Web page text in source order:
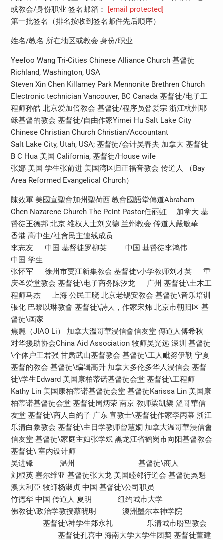
或教会/身份职业 签名邮箱：
[email protected]
第一批签名（排名按收到签名邮件先后顺序）
姓名/教名 所在地区或教会 身份/职业
Yeefoo Wang Tri-Cities Chinese Alliance Church 基督徒
Richland, Washington, USA
Steven Xin Chen Killarney Park Mennonite Brethren Church
Electronic technician Vancouver, BC Canada 基督徒/电子工
程师孙皓 北京爱加倍教会 基督徒/程序员昝爱宗 浙江杭州耶
稣基督的教会 基督徒/自由作家Yimei Hu Salt Lake City
Chinese Christian Church Christian/Accountant
Salt Lake City, Utah, USA; 基督徒/会计吴春夫 加拿大 基督徒
B C Hua 美国 California, 基督徒/House wife
张娜 美国 学生张前进 美国湾区归正福音教会 传道人 （Bay
Area Reformed Evangelical Church）
陳效軍 美國宣聖會加州聖荷西 教會國語堂傳道Abraham
Chen Nazarene Church The Point Pastor任丽虹 加拿大 基
督徒王德邦 北京 维权人士刘义德 兰州教会 传道人嚴敏華
香港 高中生/社會民主連线成员
李志友 中国 基督徒罗柳英 中国 基督徒李鸿伟
中国 学生
张怀军 徐州市贾汪新集教会 基督徒\小学教师刘才英 重
庆圣爱堂教会 基督徒\电子商务陈汐龙 广州 基督徒\土木工
程师马杰 上海 公民王晓 北京老锡安教会 基督徒\音乐培训
張化 巴黎以琳教會 基督徒\詩人，作家宋炜 北京市朝阳区 基
督徒\画家
焦麗（JIAO Li） 加拿大溫哥華浸信會信友堂 傳道人傅希秋
对华援助协会China Aid Association 牧师吴光远 深圳 基督徒
\个体户王君强 甘肃武山基督教会 基督徒\工人毗努伊勒 宁夏
基督的教会 基督徒\编辑高升 加拿大多伦多华人浸信会 基督
徒\学生Edward 美国康柏蒂诺基督徒会堂 基督徒\工程师
Kathy Lin 美国康柏蒂诺基督徒会堂 基督徒Karissa Lin 美国康
柏蒂诺基督徒会堂 基督徒周炳荣 南京 教师梁凱樂 溫哥華信
友堂 基督徒\商人白鸽子 广东 宣教士\基督徒作家李丙幕 浙江
乐清白象教会 基督徒\主日学教师曾慧嫺 加拿大温哥華浸信會
信友堂 基督徒\家庭主妇张学斌 黑龙江省鹤岗市向阳基督教会
基督徒\ 室内设计师
吴进锋 温州 基督徒\商人
刘根英 塞尔维亚 基督徒张大龙 美国睦邻行道会 基督徒吳魁
澳大利亞 牧師杨淑贞 中国 基督徒\公司职员
竹德华 中国 传道人 夏明 纽约城市大学
佛教徒\政治学教授蔡晓明 澳洲墨尔本神学院
基督徒\神学生郑永礼 乐清城市盼望教会
基督徒孔喜中 海南大学大学生团契 基督徒董建